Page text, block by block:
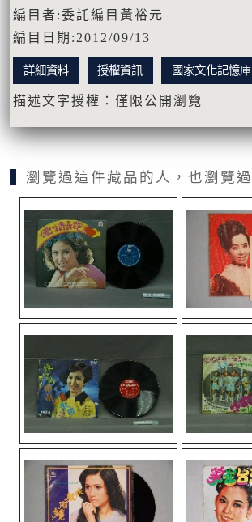
編目者:委託編目黃裕元
編目日期:2012/09/13
詳細資料 授權資訊 國家文化記憶庫
描述文字授權：僅限公開瀏覽
瀏覽過這件藏品的人，也瀏覽過